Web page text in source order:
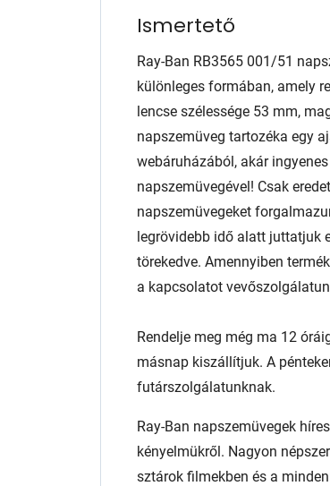
Ismertető
Ray-Ban RB3565 001/51
különleges formában, amely
lencse szélessége 53 mm,
napszemüveg tartozéka egy
webáruházából, akár
napszemüvegével! Csak
napszemüvegeket
legrövidebb idő alatt juttatjuk
törekedve. Amennyiben
a kapcsolatot
Rendelje meg még ma 12
másnap kiszállítjuk. A
futárszolgálatunknak.
Ray-Ban napszemüvegek
kényelmükről. Nagyon
sztárok filmekben és a